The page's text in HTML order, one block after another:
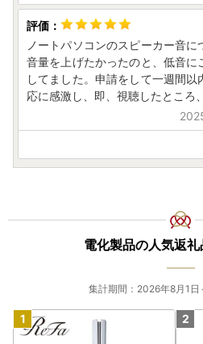
ノートパソコンのスピーカー音
音量を上げたかったのと、低音に
してました。申請をして一週間
応に感激し、即、視聴したところ
電化製品の人気返
集計期間：2026年8月1